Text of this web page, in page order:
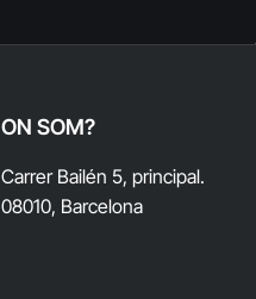
ON SOM?
Carrer Bailén 5, principal.
08010, Barcelona